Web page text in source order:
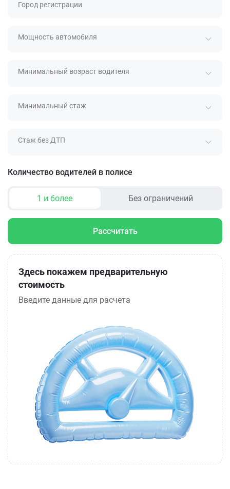
Город регистрации
Мощность автомобиля
Минимальный возраст водителя
Минимальный стаж
Стаж без ДТП
Количество водителей в полисе
1 и более Без ограничений
Рассчитать
Здесь покажем предварительную
стоимость
Введите данные для расчета